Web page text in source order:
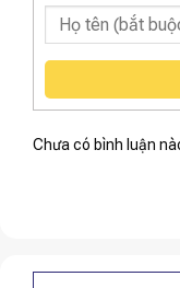
Chưa có bình luận